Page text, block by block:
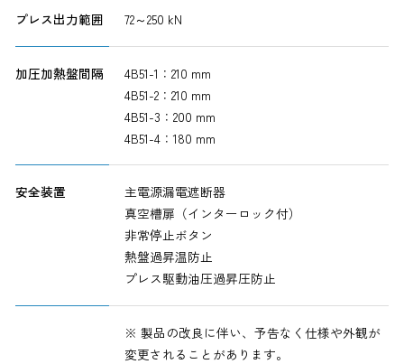
プレス出力範囲 72～250 kN
加圧加熱盤間隔
4B51-1：210 mm
4B51-2：210 mm
4B51-3：200 mm
4B51-4：180 mm
安全装置
主電源漏電遮断器
真空槽扉（インターロック付）
非常停止ボタン
熱盤過昇温防止
プレス駆動油圧過昇圧防止
※ 製品の改良に伴い、予告なく仕様や外観が
変更されることがあります。